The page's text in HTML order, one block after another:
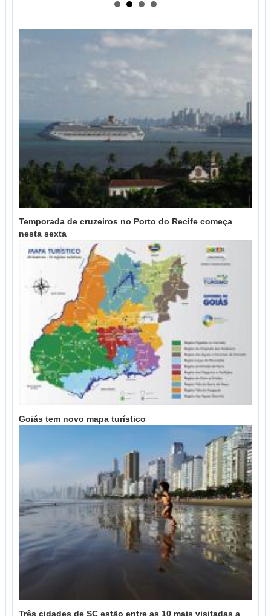
Temporada de cruzeiros no Porto do Recife começa
nesta sexta
Goiás tem novo mapa turístico
Três cidades de SC estão entre as 10 mais visitadas a